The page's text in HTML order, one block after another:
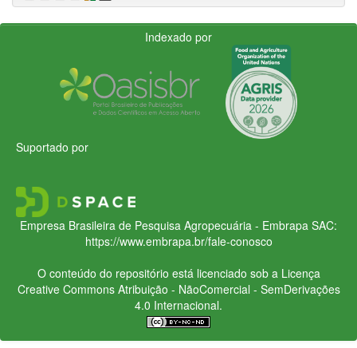
Indexado por
Suportado por
Empresa Brasileira de Pesquisa Agropecuária - Embrapa SAC:
https://www.embrapa.br/fale-conosco
O conteúdo do repositório está licenciado sob a Licença
Creative CommonsAtribuição - NãoComercial - SemDerivações
4.0 Internacional.